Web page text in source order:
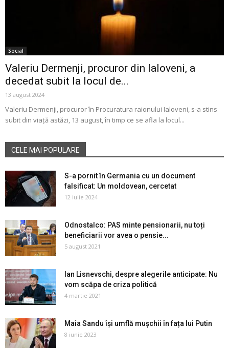
Social
Valeriu Dermenji, procuror din Ialoveni, a
decedat subit la locul de...
13 august 2024
Valeriu Dermenji, procuror în Procuratura raionului Ialoveni, s-a stins
subit din viață astăzi, 13 august, în timp ce se afla la locul...
CELE MAI POPULARE
S-a pornit în Germania cu un document
falsificat: Un moldovean, cercetat
12 iulie 2024
Odnostalco: PAS minte pensionarii, nu toți
beneficiarii vor avea o pensie...
5 august 2021
Ian Lisnevschi, despre alegerile anticipate: Nu
vom scăpa de criza politică
4 martie 2021
Maia Sandu își umflă mușchii în fața lui Putin
8 iunie 2023